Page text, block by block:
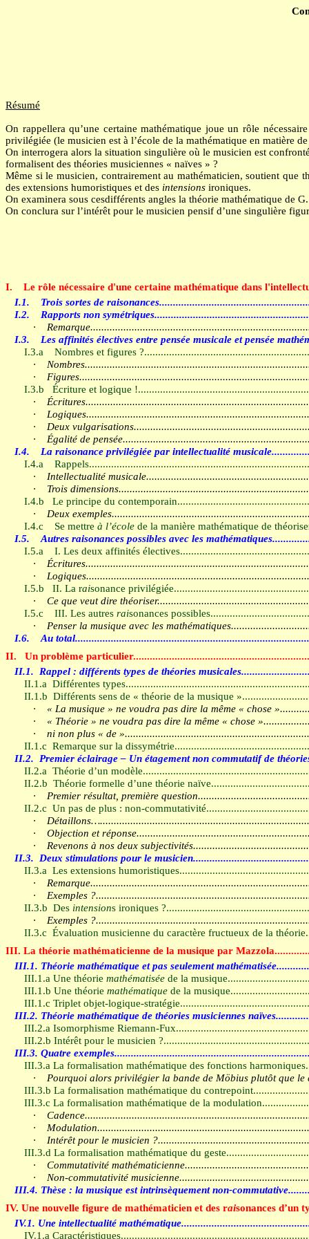
Résumé
On rappellera qu’une certaine mathématique joue un rôle
privilégiée (le musicien est à l’école de la mathématique en matière
On interrogera alors la situation singulière où le musicien est
formalisent des théories musiciennes « naïves » ?
Même si le musicien, contrairement au mathématicien, soutient que
des extensions humoristiques et des intensions ironiques.
On examinera sous cesdifférents angles la théorie mathématique de
On conclura sur l’intérêt pour le musicien pensif d’une singulière
I. Le rôle nécessaire d'une certaine mathématique dans
I.1.
Trois sortes de raisonances
I.2.
Rapports non symétriques
·
Remarque
I.3.
Les affinités électives entre pensée musicale et pensée
I.3.a
Nombres et figures ?
·
Nombres
·
Figures
I.3.b
Écriture et logique !
·
Écritures
·
Logiques
·
Deux vulgarisations
·
Égalité de pensée
I.4.
La raisonance privilégiée par intellectualité musicale
I.4.a
Rappels
·
Intellectualité musicale
·
Trois dimensions
I.4.b
Le principe du contemporain
·
Deux exemples
I.4.c
Se mettre à l’école de la manière mathématique de
I.5.
Autres raisonances possibles avec les mathématiques
I.5.a
I. Les deux affinités électives
·
Écritures
·
Logiques
I.5.b
II. La raisonance privilégiée
·
Ce que veut dire théoriser
I.5.c
III. Les autres raisonances possibles
·
Penser la musique avec les mathématiques
I.6.
Au total
II.
Un problème particulier
II.1.
Rappel : différents types de théories musicales
II.1.a Différentes types
II.1.b Différents sens de « théorie de la musique »
·
« La musique » ne voudra pas dire la même « chose »
·
« Théorie » ne voudra pas dire la même « chose »
·
ni non plus « de »
II.1.c Remarque sur la dissymétrie
II.2.
Premier éclairage – Un étagement non commutatif de
II.2.a Théorie d’un modèle
II.2.b Théorie formelle d’une théorie naïve
·
Premier résultat, première question
II.2.c Un pas de plus : non-commutativité
·
Détaillons…
·
Objection et réponse
·
Revenons à nos deux subjectivités
II.3.
Deux stimulations pour le musicien
II.3.a Les extensions humoristiques
·
Remarque
·
Exemples ?
II.3.b Des intensions ironiques ?
·
Exemples ?
II.3.c Évaluation musicienne du caractère fructueux de la théorie
III. La théorie mathématicienne de la musique par Mazzola
III.1. Théorie mathématique et pas seulement mathématisée
III.1.a Une théorie mathématiséede la musique
III.1.b Une théorie mathématiquede la musique
III.1.c Triplet objet-logique-stratégie
III.2. Théorie mathématique de théories musiciennes naïves
III.2.a Isomorphisme Riemann-Fux
III.2.b Intérêt pour le musicien ?
III.3. Quatre exemples
III.3.a La formalisation mathématique des fonctions harmoniques
·
Pourquoi alors privilégier la bande de Möbius plutôt que le
III.3.b La formalisation mathématique du contrepoint
III.3.c La formalisation mathématique de la modulation
·
Cadence
·
Modulation
·
Intérêt pour le musicien ?
III.3.d La formalisation mathématique du geste
·
Commutativité mathématicienne
·
Non-commutativité musicienne
III.4. Thèse : la musique est intrinsèquement non-commutative
IV. Une nouvelle figure de mathématicien et des raisonances d’un
IV.1. Une intellectualité mathématique
IV.1.a Caractéristiques